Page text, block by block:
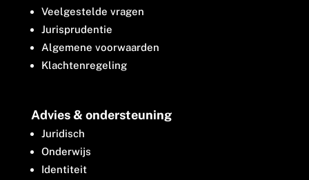
Veelgestelde vragen
Jurisprudentie
Algemene voorwaarden
Klachtenregeling
Advies & ondersteuning
Juridisch
Onderwijs
Identiteit